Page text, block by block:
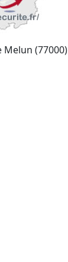
(77000)